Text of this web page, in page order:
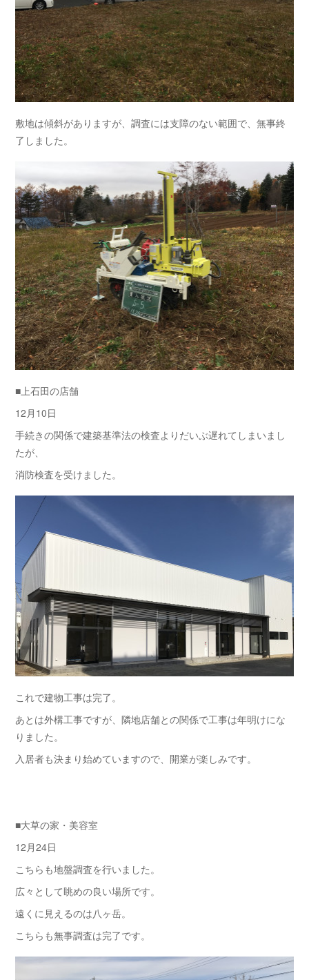
敷地は傾斜がありますが、調査には支障のない範囲で、無事終
了しました。
■上石田の店舗
12月10日
手続きの関係で建築基準法の検査よりだいぶ遅れてしまいまし
たが、
消防検査を受けました。
これで建物工事は完了。
あとは外構工事ですが、隣地店舗との関係で工事は年明けにな
りました。
入居者も決まり始めていますので、開業が楽しみです。
■大草の家・美容室
12月24日
こちらも地盤調査を行いました。
広々として眺めの良い場所です。
遠くに見えるのは八ヶ岳。
こちらも無事調査は完了です。